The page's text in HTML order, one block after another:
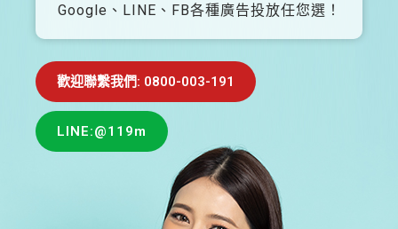
Google、LINE、FB各種廣告投放任您選！
歡迎聯繫我們: 0800-003-191
LINE:@119m